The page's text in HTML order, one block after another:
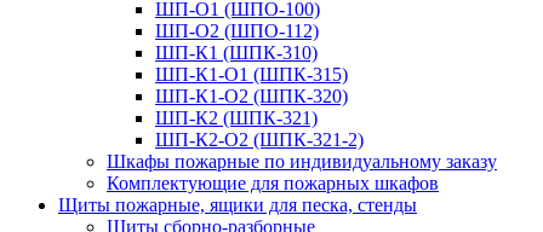
ШП-О1 (ШПО-100)
ШП-О2 (ШПО-112)
ШП-К1 (ШПК-310)
ШП-К1-О1 (ШПК-315)
ШП-К1-О2 (ШПК-320)
ШП-К2 (ШПК-321)
ШП-К2-О2 (ШПК-321-2)
Шкафы пожарные по индивидуальному заказу
Комплектующие для пожарных шкафов
Щиты пожарные, ящики для песка, стенды
Щиты сборно-разборные